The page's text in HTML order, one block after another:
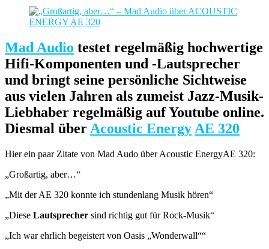
Mad Audio testet regelmäßig hochwertige
Hifi-Komponenten und -Lautsprecher
und bringt seine persönliche Sichtweise
aus vielen Jahren als zumeist Jazz-Musik-
Liebhaber regelmäßig auf Youtube online.
Diesmal überAcoustic EnergyAE 320
Hier ein paar Zitate von Mad Audo über Acoustic EnergyAE 320:
„Großartig, aber…“
„Mit der AE 320 konnte ich stundenlang Musik hören“
„Diese Lautsprecher sind richtig gut für Rock-Musik“
„Ich war ehrlich begeistert von Oasis „Wonderwall““